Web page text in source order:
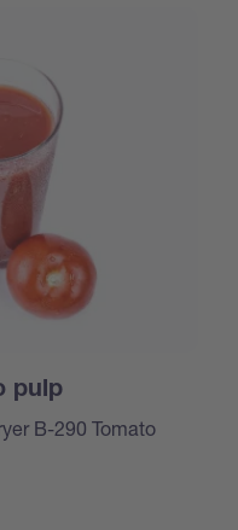
pulp
B-290 Tomato